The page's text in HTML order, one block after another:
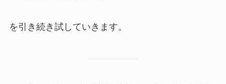
を引き続き試していきます。